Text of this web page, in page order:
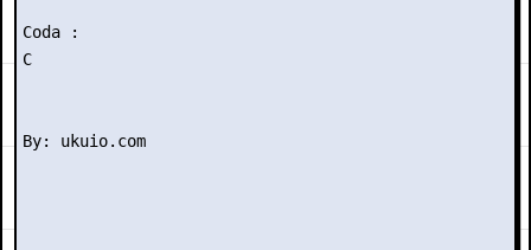
Coda :
C